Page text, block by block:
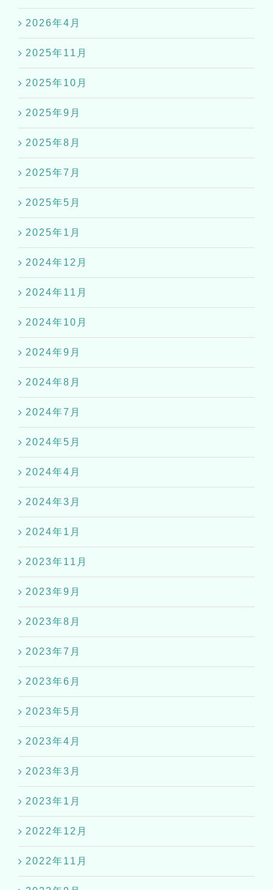
2026年4月
2025年11月
2025年10月
2025年9月
2025年8月
2025年7月
2025年5月
2025年1月
2024年12月
2024年11月
2024年10月
2024年9月
2024年8月
2024年7月
2024年5月
2024年4月
2024年3月
2024年1月
2023年11月
2023年9月
2023年8月
2023年7月
2023年6月
2023年5月
2023年4月
2023年3月
2023年1月
2022年12月
2022年11月